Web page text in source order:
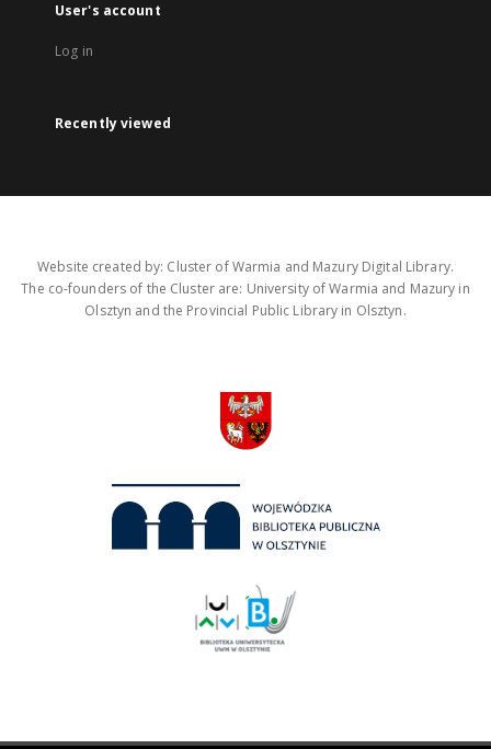
User's account
Log in
Recently viewed
Website created by: Cluster of Warmia and Mazury Digital Library.
The co-founders of the Cluster are: University of Warmia and Mazury in
Olsztyn and the Provincial Public Library in Olsztyn.